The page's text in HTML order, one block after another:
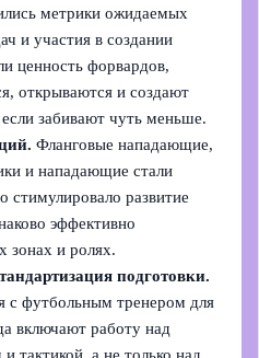
метрики ожидаемых
и участия в создании
ценность форвардов,
открываются и создают
забивают чуть меньше.
Фланговые нападающие,
и нападающие стали
развитие
эффективно
зонах и ролях.
подготовки.
с футбольным тренером для
включают работу над